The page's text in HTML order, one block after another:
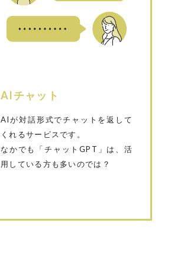
AIチャット
AIが対話形式でチャットを返して
くれるサービスです。
なかでも「チャットGPT」は、活
用している方も多いのでは？